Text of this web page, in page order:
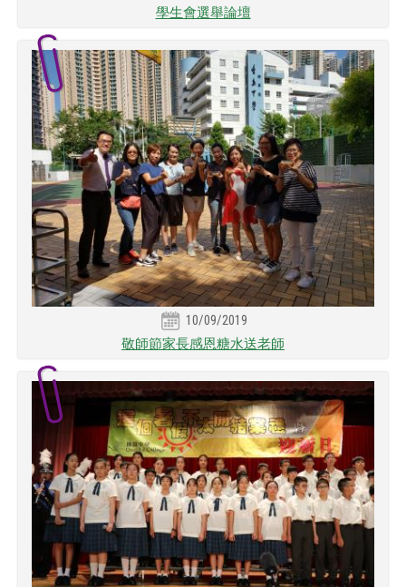
學生會選舉論壇
10/09/2019
敬師節家長感恩糖水送老師